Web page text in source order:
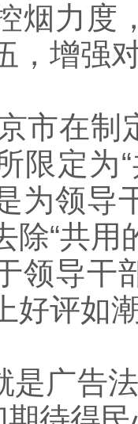
烟力度
，增强
市在制
限定为
为领导
除“共
领导干
好评如
广告法